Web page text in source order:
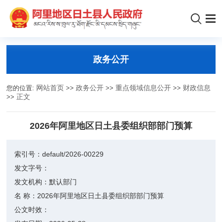
政务公开
您的位置: 网站首页 >>政务公开 >>重点领域信息公开 >> 财政信息
>> 正文
2026年阿里地区日土县委组织部部门预算
索引号：default/2026-00229
发文字号：
发文机构：默认部门
名 称： 2026年阿里地区日土县委组织部部门预算
公文时效：